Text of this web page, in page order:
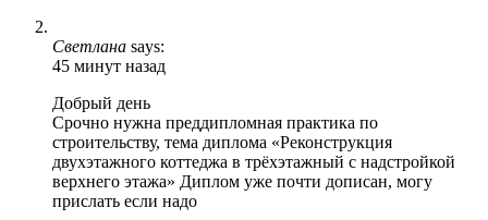
Светлана says:
45 минут назад
Добрый день
Срочно нужна преддипломная практика по
строительству, тема диплома «Реконструкция
двухэтажного коттеджа в трёхэтажный с надстройкой
верхнего этажа» Диплом уже почти дописан, могу
прислать если надо